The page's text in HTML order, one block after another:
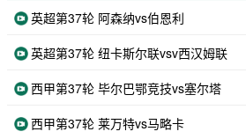
英超第37轮 阿森纳vs伯恩利
英超第37轮 纽卡斯尔联vsv西汉姆联
西甲第37轮 毕尔巴鄂竞技vs塞尔塔
西甲第37轮 莱万特vs马略卡